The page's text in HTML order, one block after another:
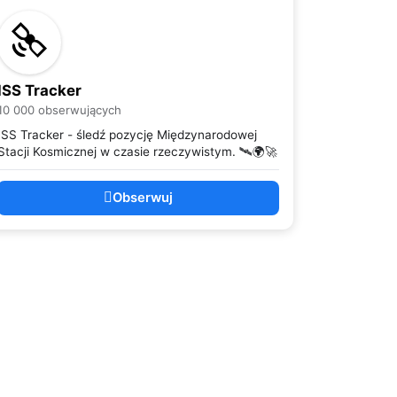
Tracker
000 obserwujących
Tracker - śledź pozycję Międzynarodowej
Kosmicznej w czasie rzeczywistym. 🛰️🌍🚀
Obserwuj